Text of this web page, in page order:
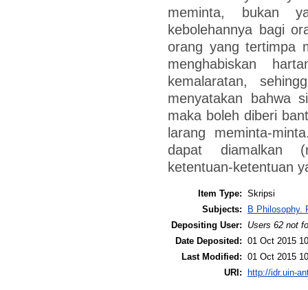
meminta, bukan
kebolehannya bagi
orang yang tertimpa
menghabiskan
kemalaratan,
menyatakan bahwa
maka boleh diberi
larang meminta-
dapat diamalkan
ketentuan-ketentuan
Item Type: Skripsi
Subjects:
B Philosophy.
Depositing User:
Users 62 not
Date Deposited: 01 Oct 2015
Last Modified: 01 Oct 2015
URI: http://idr.uin-